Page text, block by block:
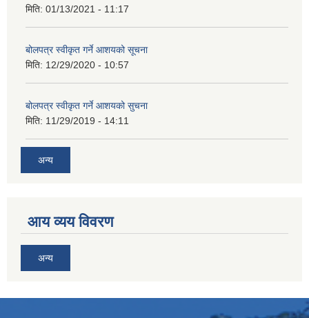
मिति: 01/13/2021 - 11:17
बोलपत्र स्वीकृत गर्ने आशयको सूचना
मिति: 12/29/2020 - 10:57
बोलपत्र स्वीकृत गर्ने आशयको सुचना
मिति: 11/29/2019 - 14:11
अन्य
आय व्यय विवरण
अन्य